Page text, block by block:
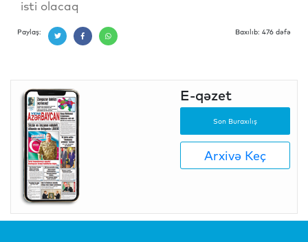
isti olacaq
Paylaş: Baxılıb: 476 dəfə
E-qəzet
Son Buraxılış
Arxivə Keç